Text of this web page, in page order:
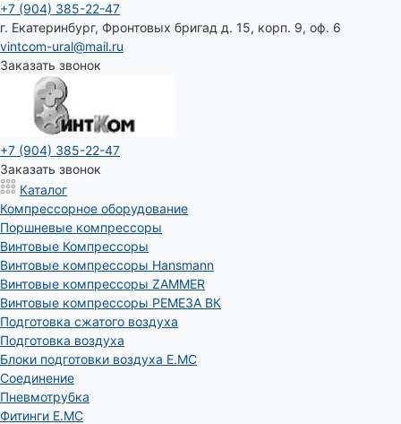
+7 (904) 385-22-47
г. Екатеринбург, Фронтовых бригад д. 15, корп. 9, оф. 6
vintcom-ural@mail.ru
Заказать звонок
+7 (904) 385-22-47
Заказать звонок
Каталог
Компрессорное оборудование
Поршневые компрессоры
Винтовые Компрессоры
Винтовые компрессоры Hansmann
Винтовые компрессоры ZAMMER
Винтовые компрессоры РЕМЕЗА ВК
Подготовка сжатого воздуха
Подготовка воздуха
Блоки подготовки воздуха E.MC
Соединение
Пневмотрубка
Фитинги E.MC